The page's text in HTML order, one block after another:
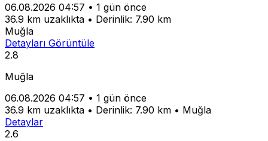
06.08.2026 04:57 • 1 gün önce
36.9 km uzaklıkta • Derinlik: 7.90 km
Muğla
Detayları Görüntüle
2.8
Muğla
06.08.2026 04:57 • 1 gün önce
36.9 km uzaklıkta • Derinlik: 7.90 km • Muğla
Detaylar
2.6